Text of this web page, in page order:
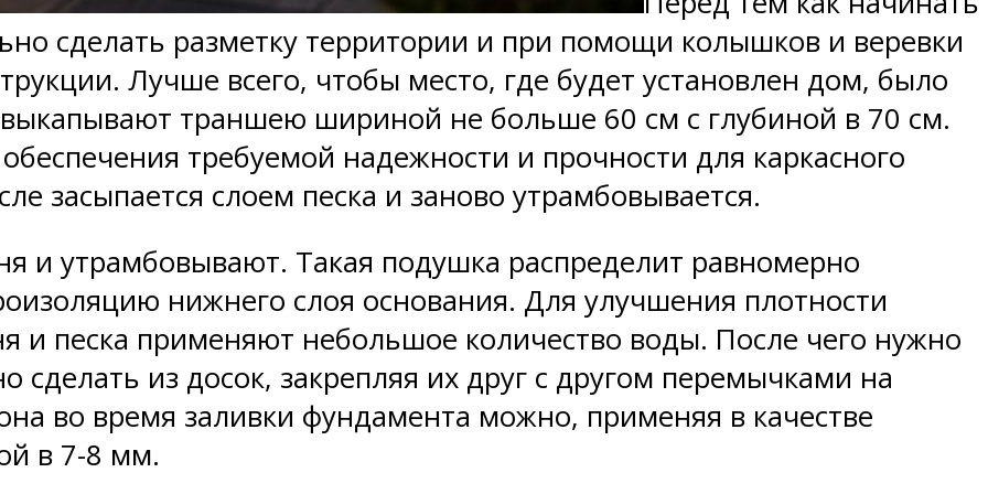
сделать разметку территории и при помощи колышков и веревки
Лучше всего, чтобы место, где будет установлен дом, было
траншею шириной не больше 60 см с глубиной в 70 см.
требуемой надежности и прочности для каркасного
засыпается слоем песка и заново утрамбовывается.
и утрамбовывают. Такая подушка распределит равномерно
нижнего слоя основания. Для улучшения плотности
и песка применяют небольшое количество воды. После чего нужно
сделать из досок, закрепляя их друг с другом перемычками на
во время заливки фундамента можно, применяя в качестве
в 7-8 мм.